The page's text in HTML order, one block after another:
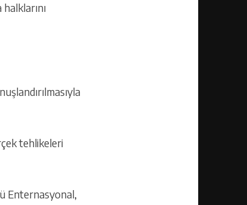
tehlikeleri
Enternasyonal,